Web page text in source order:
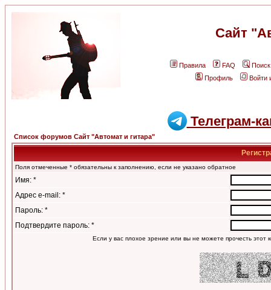
Сайт
Правила FAQ
Поиск
Профиль
Войти
Телеграм-
Список форумов Сайт "Автомат и гитара"
Поля отмеченные * обязательны к заполнению, если не указано обратное
Имя: *
Адрес e-mail: *
Пароль: *
Подтвердите пароль: *
Если у вас плохое зрение или вы не можете прочесть этот